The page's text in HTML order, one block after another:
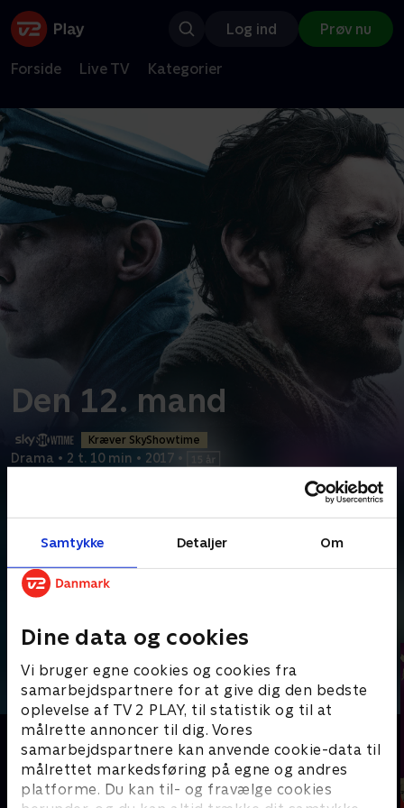
Samtykke Detaljer Om
Dine data og cookies
Vi bruger egne cookies og cookies fra
samarbejdspartnere for at give dig den bedste
oplevelse af TV 2 PLAY, til statistik og til at
målrette annoncer til dig. Vores
samarbejdspartnere kan anvende cookie-data til
målrettet markedsføring på egne og andres
platforme. Du kan til- og fravælge cookies
Log ind Prøv nu
Forside Live TV Kategorier
Den 12. mand
Kræver SkyShowtime
Drama • 2 t. 10 min • 2017 •
12 modstandsfolk på et norsk fiskefartøj overraskes af tyske
soldater. 11 af mændene bliver tortureret og... Læs mere
*tilkøbes til TV 2 Play abonnement